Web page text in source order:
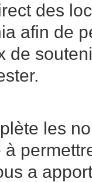
des
afin de
de
les
a